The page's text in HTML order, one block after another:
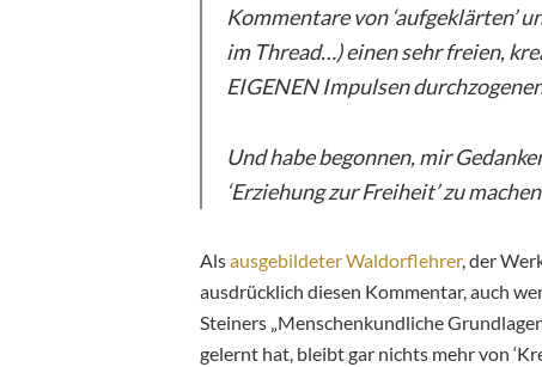
Kommentare von ‘aufgeklärten’
im Thread…) einen sehr freien,
EIGENEN Impulsen
Und habe begonnen, mir
‘Erziehung zur Freiheit’ zu
Alsausgebildeter Waldorflehrer, der
ausdrücklich diesen Kommentar, auch
Steiners „Menschenkundliche
gelernt hat, bleibt gar nichts mehr von